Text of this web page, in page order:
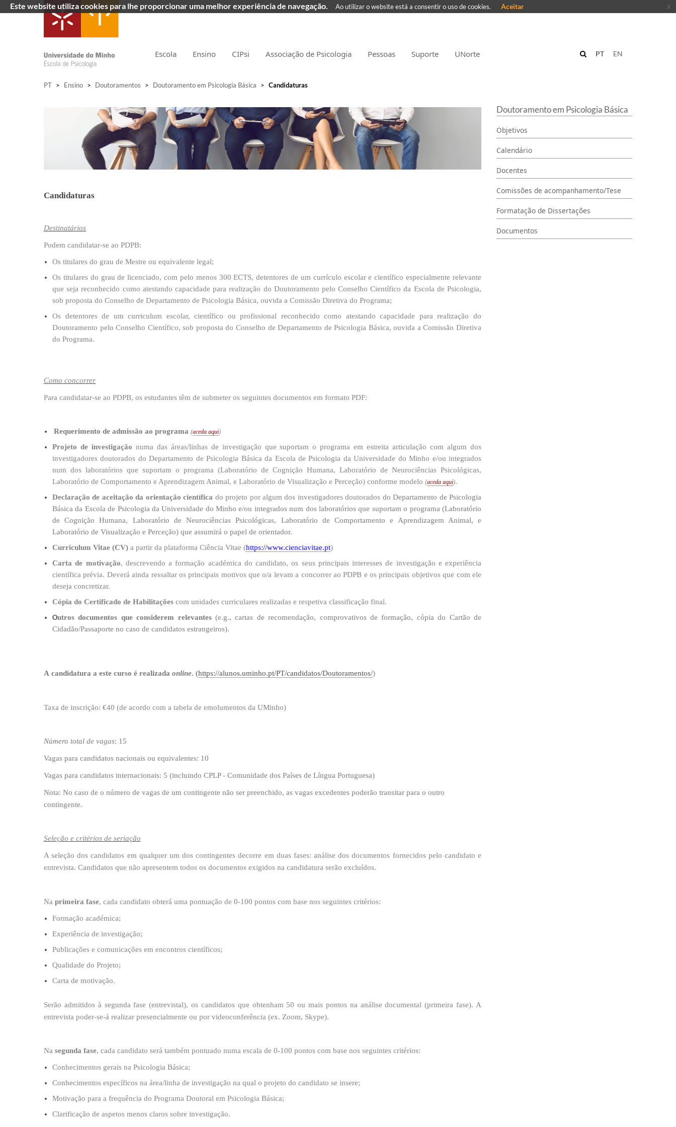
Escola Ensino CIPsi Associação de Psicologia Pessoas Suporte UNorte EN
PT
PT > Ensino > Doutoramentos > Doutoramento em Psicologia Básica > Candidaturas
Candidaturas
​Destinatários
Podem candidatar-se ao PDPB:
Os titulares do grau de Mestre ou equivalente legal;
Os titulares do grau de licenciado, com pelo menos 300 ECTS, detentores de um currículo escolar e científico especialmente relevante
que seja reconhecido como atestando capacidade para realização do Doutoramento pelo Conselho Científico da Escola de Psicologia,
sob proposta do Conselho de Departamento de Psicologia Básica, ouvida a Comissão Diretiva do Programa;
Os detentores de um curriculum escolar, científico ou profissional reconhecido como atestando capacidade para realização do
Doutoramento pelo Conselho Científico, sob proposta do Conselho de Departamento de Psicologia Básica, ouvida a Comissão Diretiva
do Programa.​
​Como concorrer
Para candidatar-se ao PDPB, os estudantes têm de submeter os seguintes documentos em formato PDF:
Requerimento de admissão ao programa (aceda a​qui​)
Projeto de investigação numa das áreas/linhas de investigação que suportam o programa em estreita articulação com algum dos
investigadores doutorados do Departamento de Psicologia Básica da Escola de Psicologia da Universidade do Minho e/ou integrados
num dos laboratórios que suportam o programa (Laboratório de Cognição Humana, Laboratório de Neurociências Psicológicas,
Laboratório de Comportamento e Aprendizagem Animal, e Laboratório de Visualização e Perceção) conforme modelo (aceda a​qui​).
Declaração de aceitação da orienta​ção científica do projeto por algum dos investigadores doutorados do Departamento de Psicologia
Básica da Escola de Psicologia da Universidade do Minho e/ou integrados num dos laboratórios que suportam o programa (Laboratório
de Cognição Humana, Laboratório de Neurociências Psicológicas, Laboratório de Comportamento e Aprendizagem Animal, e
Laboratório de Visualização e Perceção) que assumirá o papel de orientador.​
Curriculum Vitae (CV) a partir da plataforma Ciência Vitae (https://www.cienciavitae.pt)
Carta de motivação, descrevendo a formação académica do candidato, os seus principais interesses de investigação e experiência
científica prévia. Deverá ainda ressaltar os principais motivos que o/a levam a concorrer ao PDPB e os principais objetivos que com ele
deseja concretizar.
Cópia do Certificado de Habilitações com unidades curriculares realizadas e respetiva classificação final.
Outros documentos que considerem relevantes (e.g., cartas de recomendação, comprovativos de formação, cópia do Cartão de
Cidadão/Passaporte no caso de candidatos estrangeiros).
A candidatura a este curso é realizada online. (https://aluno​s.uminho.pt/PT/candidatos/Doutoramentos/​)
Taxa de inscrição: €40 (de acordo com a tabela de emolumentos da UMinho)
Número total de vagas: 15
Vagas para candidatos nacionais ou equivalentes: 10
Vagas para candidatos internacionais: 5 (incluindo CPLP - Comunidade dos Países de Língua Portuguesa)
Nota: No caso de o número de vagas de um contingente não ser preenchido, as vagas excedentes poderão transitar para o outro
contingente.​
Seleção e critérios de seriação
A seleção dos candidatos em qualquer um dos contingentes​decorre em duas fases: análise dos documentos fornecidos pelo candidato e
entrevista. Candidatos que não apresentem todos os documentos exigidos na candidatura serão excluídos.
Na primeira fase, cada candidato obterá uma pontuação de 0-100 pontos com base nos seguintes critérios:
Formação académica;
Experiência de investigação;
Publicações e comunicações em encontros científicos;
Qualidade do Projeto;
Carta de motivação.
Serão admitidos à segunda fase (entrevistal), os candidatos que obtenham 50 ou mais pontos na análise documental (primeira fase). A
entrevista ​poder-se-á realizar presencialmente ou por videoconferência (ex. Zoom, Skype).
Na segunda fase, cada candidato será também pontuado numa escala de 0-100 pontos com base nos seguintes critérios:
Conhecimentos gerais na Psicologia Básica;
Conhecimentos específicos na área/linha de investigação na qual o projeto do candidato se insere;
Motivação para a frequência do Programa Doutoral em Psicologia Básica;
Clarificação de aspetos menos claros sobre investigação.
Doutoramento em Psicologia Básica
Objetivos
Calendário
Docentes
Comissões de acompanhamento/Tese
Formatação de Dissertações
Documentos
Este website utiliza cookies para lhe proporcionar uma melhor experiência de navegação. Ao utilizar o website está a consentir o uso de cookies. Aceitar x